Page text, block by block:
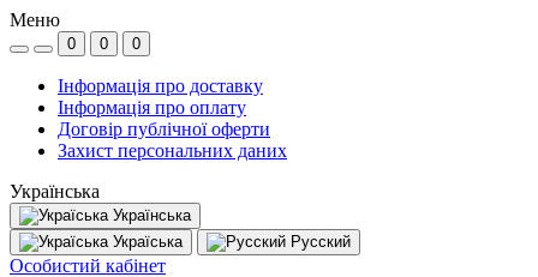
Меню
0 0 0
Інформація про доставку
Інформація про оплату
Договір публічної оферти
Захист персональних даних
Українська
Українська
Україська
Русский
Особистий кабінет